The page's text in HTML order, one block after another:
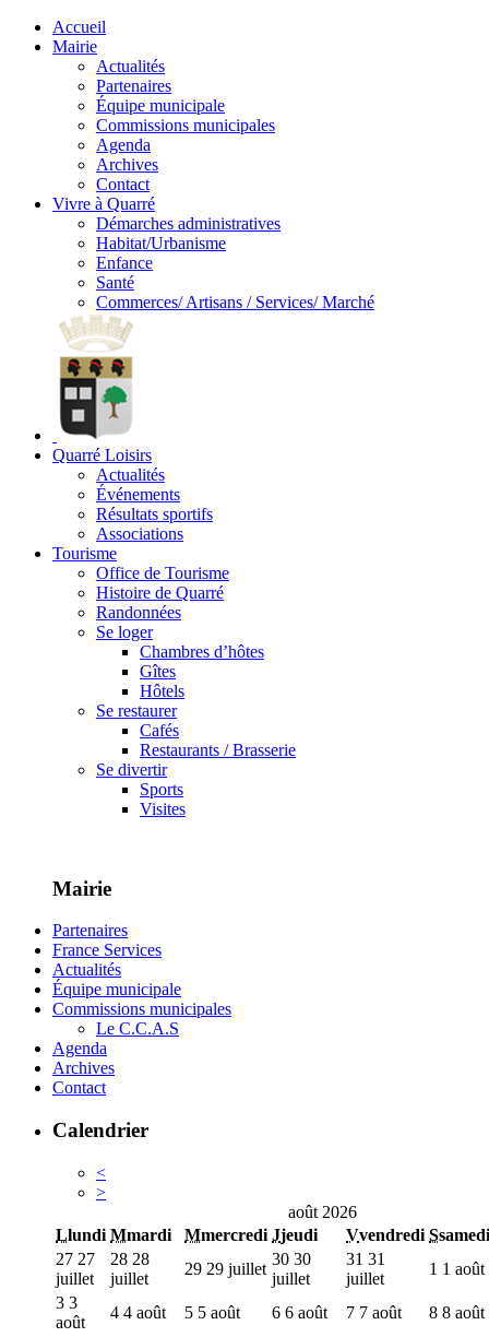
Accueil
Mairie
Actualités
Partenaires
Équipe municipale
Commissions municipales
Agenda
Archives
Contact
Vivre à Quarré
Démarches administratives
Habitat/Urbanisme
Enfance
Santé
Commerces/ Artisans / Services/ Marché
Quarré Loisirs
Actualités
Événements
Résultats sportifs
Associations
Tourisme
Office de Tourisme
Histoire de Quarré
Randonnées
Se loger
Chambres d’hôtes
Gîtes
Hôtels
Se restaurer
Cafés
Restaurants / Brasserie
Se divertir
Sports
Visites
Mairie
Partenaires
France Services
Actualités
Équipe municipale
Commissions municipales
Le C.C.A.S
Agenda
Archives
Contact
Calendrier
<
>
août 2026
Llundi Mmardi Mmercredi Jjeudi Vvendredi Ssamedi
27 27
juillet
28 28
juillet
29 29 juillet
30 30
juillet
31 31
juillet
1 1 août
3 3
août
4 4 août 5 5 août 6 6 août 7 7 août 8 8 août